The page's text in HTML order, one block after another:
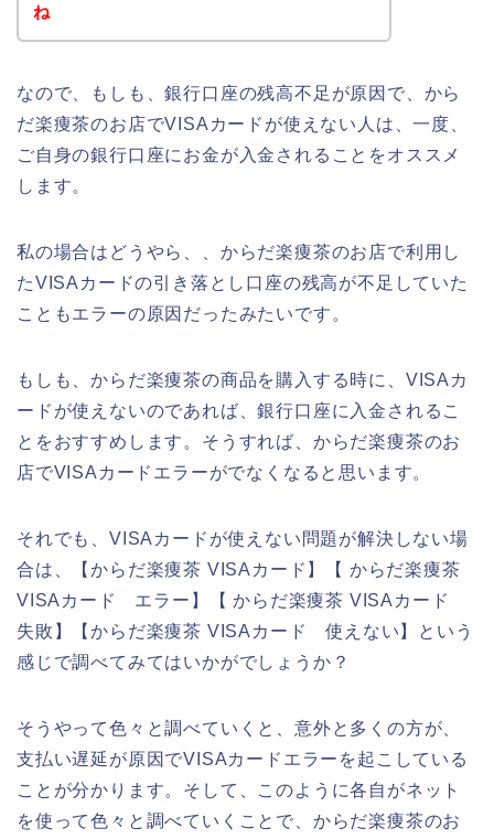
ね
なので、もしも、銀行口座の残高不足が原因で、から
だ楽痩茶のお店でVISAカードが使えない人は、一度、
ご自身の銀行口座にお金が入金されることをオススメ
します。
私の場合はどうやら、、からだ楽痩茶のお店で利用し
たVISAカードの引き落とし口座の残高が不足していた
こともエラーの原因だったみたいです。
もしも、からだ楽痩茶の商品を購入する時に、VISAカ
ードが使えないのであれば、銀行口座に入金されるこ
とをおすすめします。そうすれば、からだ楽痩茶のお
店でVISAカードエラーがでなくなると思います。
それでも、VISAカードが使えない問題が解決しない場
合は、【からだ楽痩茶 VISAカード】【 からだ楽痩茶
VISAカード エラー】【 からだ楽痩茶 VISAカード
失敗】【からだ楽痩茶 VISAカード 使えない】という
感じで調べてみてはいかがでしょうか？
そうやって色々と調べていくと、意外と多くの方が、
支払い遅延が原因でVISAカードエラーを起こしている
ことが分かります。そして、このように各自がネット
を使って色々と調べていくことで、からだ楽痩茶のお